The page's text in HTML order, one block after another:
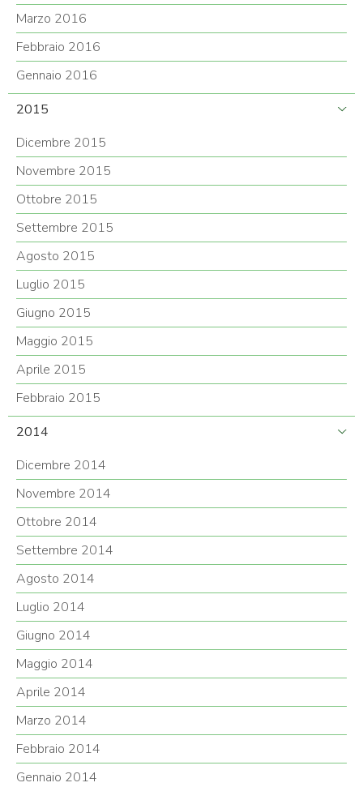
Marzo 2016
Febbraio 2016
Gennaio 2016
2015
Dicembre 2015
Novembre 2015
Ottobre 2015
Settembre 2015
Agosto 2015
Luglio 2015
Giugno 2015
Maggio 2015
Aprile 2015
Febbraio 2015
2014
Dicembre 2014
Novembre 2014
Ottobre 2014
Settembre 2014
Agosto 2014
Luglio 2014
Giugno 2014
Maggio 2014
Aprile 2014
Marzo 2014
Febbraio 2014
Gennaio 2014